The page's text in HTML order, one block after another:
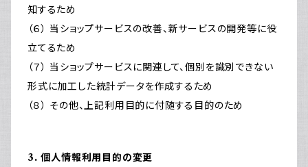
知するため
（６） 当ショップサービスの改善、新サービスの開発等に役
立てるため
（７） 当ショップサービスに関連して、個別を識別できない
形式に加工した統計データを作成するため
（８） その他、上記利用目的に付随する目的のため
3. 個人情報利用目的の変更